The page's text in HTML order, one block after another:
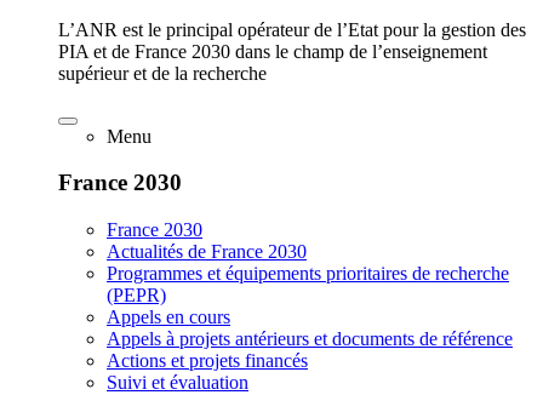
L’ANR est le principal opérateur de l’Etat pour la gestion des
PIA et de France 2030 dans le champ de l’enseignement
supérieur et de la recherche
Menu
France 2030
France 2030
Actualités de France 2030
Programmes et équipements prioritaires de recherche
(PEPR)
Appels en cours
Appels à projets antérieurs et documents de référence
Actions et projets financés
Suivi et évaluation